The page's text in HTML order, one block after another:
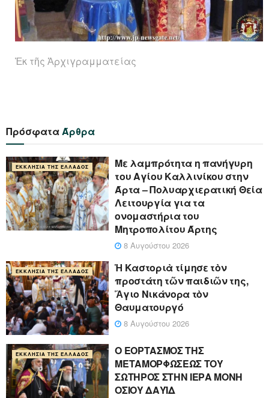
Ἐκ τῆς Ἀρχιγραμματείας
ΠρόσφαταΆρθρα
ΕΚΚΛΗΣΊΑ ΤΗΣ ΕΛΛΆΔΟΣ
Με λαμπρότητα η πανήγυρη
του Αγίου Καλλινίκου στην
Άρτα – Πολυαρχιερατική Θεία
Λειτουργία για τα
ονομαστήρια του
Μητροπολίτου Άρτης
8 Αυγούστου 2026
ΕΚΚΛΗΣΊΑ ΤΗΣ ΕΛΛΆΔΟΣ
Ἡ Καστοριὰ τίμησε τὸν
προστάτη τῶν παιδιῶν της,
Ἅγιο Νικάνορα τὸν
Θαυματουργό
8 Αυγούστου 2026
ΕΚΚΛΗΣΊΑ ΤΗΣ ΕΛΛΆΔΟΣ
Ο ΕΟΡΤΑΣΜΟΣ ΤΗΣ
ΜΕΤΑΜΟΡΦΩΣΕΩΣ ΤΟΥ
ΣΩΤΗΡΟΣ ΣΤΗΝ ΙΕΡΑ ΜΟΝΗ
ΟΣΙΟΥ ΔΑΥΪΔ